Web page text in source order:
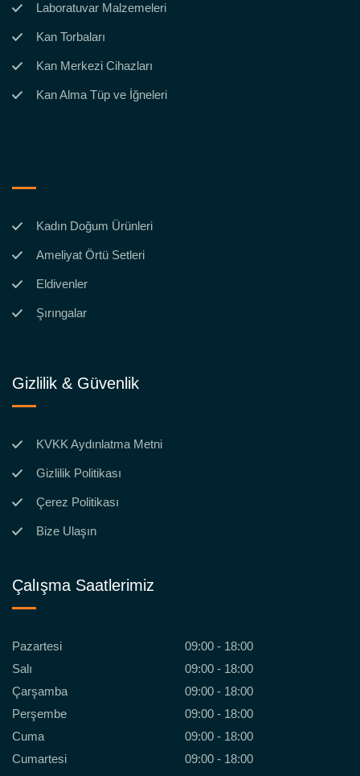
Laboratuvar Malzemeleri
Kan Torbaları
Kan Merkezi Cihazları
Kan Alma Tüp ve İğneleri
Kadın Doğum Ürünleri
Ameliyat Örtü Setleri
Eldivenler
Şırıngalar
Gizlilik & Güvenlik
KVKK Aydınlatma Metni
Gizlilik Politikası
Çerez Politikası
Bize Ulaşın
Çalışma Saatlerimiz
Pazartesi
09:00 - 18:00
Salı
09:00 - 18:00
Çarşamba
09:00 - 18:00
Perşembe
09:00 - 18:00
Cuma
09:00 - 18:00
Cumartesi
09:00 - 18:00